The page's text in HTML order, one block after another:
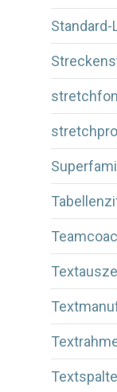
Standard-
stretchpro